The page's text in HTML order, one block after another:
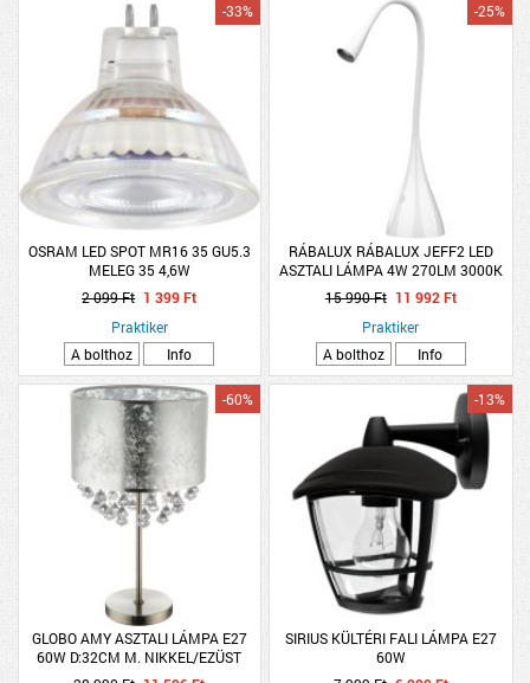
OSRAM LED SPOT MR16 35 GU5.3
MELEG 35 4,6W
-33%
2 099 Ft 1 399 Ft
Praktiker
A bolthoz
Info
RÁBALUX RÁBALUX JEFF2 LED
ASZTALI LÁMPA 4W 270LM 3000K
IP20 28,5X48CM FEHÉR
-25%
15 990 Ft 11 992 Ft
Praktiker
A bolthoz
Info
GLOBO AMY ASZTALI LÁMPA E27
60W D:32CM M. NIKKEL/EZÜST
TEXTIL/AKRIL FÜGGŐ
-60%
SIRIUS KÜLTÉRI FALI LÁMPA E27
60W
-13%